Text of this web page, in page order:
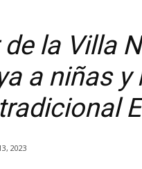
la Villa
a niñas
2023